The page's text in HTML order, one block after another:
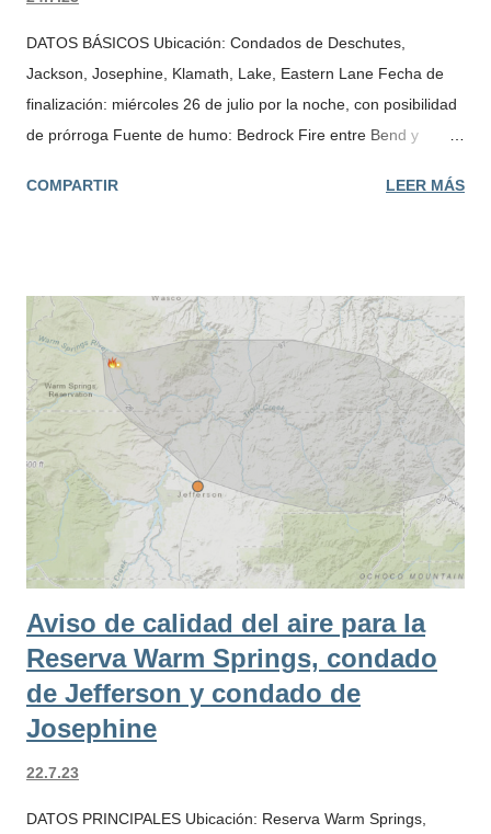
DATOS BÁSICOS Ubicación: Condados de Deschutes,
Jackson, Josephine, Klamath, Lake, Eastern Lane Fecha de
finalización: miércoles 26 de julio por la noche, con posibilidad
de prórroga Fuente de humo: Bedrock Fire entre Bend y
de Calidad Ambiental de Oregón (DEQ) y la Agencia Regional
siguientes áreas al menos hasta el miércoles por la noche:
Condado de Deschutes (peor durante la noche y las primeras
horas de la mañana) debido al incendio de Bedrock. Condado
de Jackson debido al Flat Fire. Condado de Josephine
(localizado cerca del área de Cave Junction por Flat Fire).
Condado de Klamath debido al incendio de Bedrock. Condado
de Lake debido al incendio de Bedrock. Condado de Lane
(localizado cerca del área de Oakridge por Bedrock Fire). Los
niveles de humo ...
COMPARTIR LEER MÁS
Aviso de calidad del aire para la
Reserva Warm Springs, condado
de Jefferson y condado de
Josephine
22.7.23
DATOS PRINCIPALES Ubicación: Reserva Warm Springs,